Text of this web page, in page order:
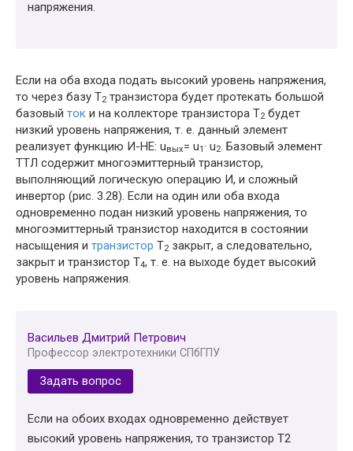
напряжения.
Если на оба входа подать высокий уровень напряжения,
то через базу Т2 транзистора будет протекать большой
базовый ток и на коллекторе транзистора Т2 будет
низкий уровень напряжения, т. е. данный элемент
реализует функцию И-НЕ: uвых= u1 · u2 . Базовый элемент
ТТЛ содержит многоэмиттерный транзистор,
выполняющий логическую операцию И, и сложный
инвертор (рис. 3.28). Если на один или оба входа
одновременно подан низкий уровень напряжения, то
многоэмиттерный транзистор находится в состоянии
насыщения и транзистор Т2 закрыт, а следовательно,
закрыт и транзистор Т4, т. е. на выходе будет высокий
уровень напряжения.
Васильев Дмитрий Петрович
Профессор электротехники СПбГПУ
Задать вопрос
Если на обоих входах одновременно действует
высокий уровень напряжения, то транзистор Т2